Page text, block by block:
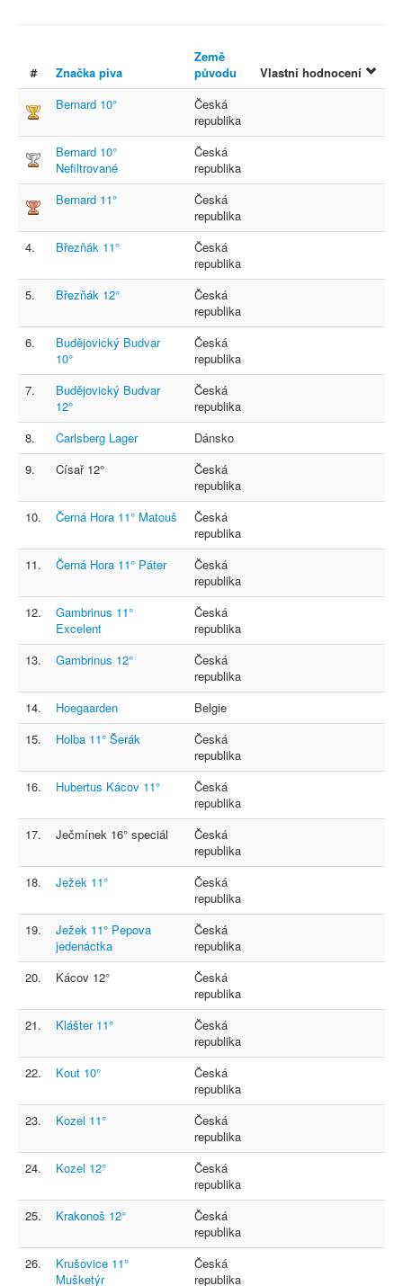
# Značka piva
Země
původu
Vlastní hodnocení
Bernard 10°
Česká
republika
Bernard 10°
Nefiltrované
Česká
republika
Bernard 11°
Česká
republika
4.
Březňák 11°
Česká
republika
5.
Březňák 12°
Česká
republika
6.
Budějovický Budvar
10°
Česká
republika
7.
Budějovický Budvar
12°
Česká
republika
8.
Carlsberg Lager
Dánsko
9.
Císař 12°
Česká
republika
10.
Černá Hora 11° Matouš
Česká
republika
11.
Černá Hora 11° Páter
Česká
republika
12.
Gambrinus 11°
Excelent
Česká
republika
13.
Gambrinus 12°
Česká
republika
14.
Hoegaarden
Belgie
15.
Holba 11° Šerák
Česká
republika
16.
Hubertus Kácov 11°
Česká
republika
17.
Ječmínek 16° speciál
Česká
republika
18.
Ježek 11°
Česká
republika
19.
Ježek 11° Pepova
jedenáctka
Česká
republika
20.
Kácov 12°
Česká
republika
21.
Klášter 11°
Česká
republika
22.
Kout 10°
Česká
republika
23.
Kozel 11°
Česká
republika
24.
Kozel 12°
Česká
republika
25.
Krakonoš 12°
Česká
republika
26.
Krušovice 11°
Mušketýr
Česká
republika